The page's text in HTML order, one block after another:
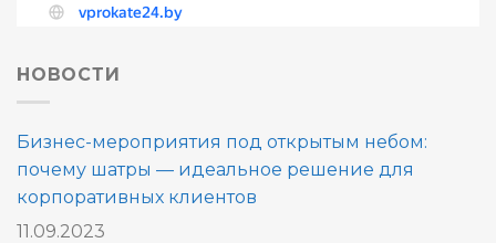
НОВОСТИ
Бизнес-мероприятия под открытым небом:
почему шатры — идеальное решение для
корпоративных клиентов
11.09.2023